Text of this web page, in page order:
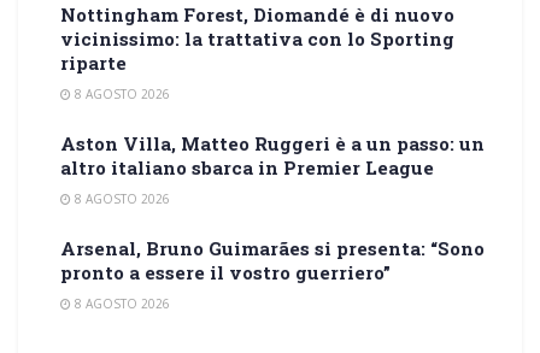
Nottingham Forest, Diomandé è di nuovo
vicinissimo: la trattativa con lo Sporting
riparte
8 AGOSTO 2026
Aston Villa, Matteo Ruggeri è a un passo: un
altro italiano sbarca in Premier League
8 AGOSTO 2026
Arsenal, Bruno Guimarães si presenta: “Sono
pronto a essere il vostro guerriero”
8 AGOSTO 2026